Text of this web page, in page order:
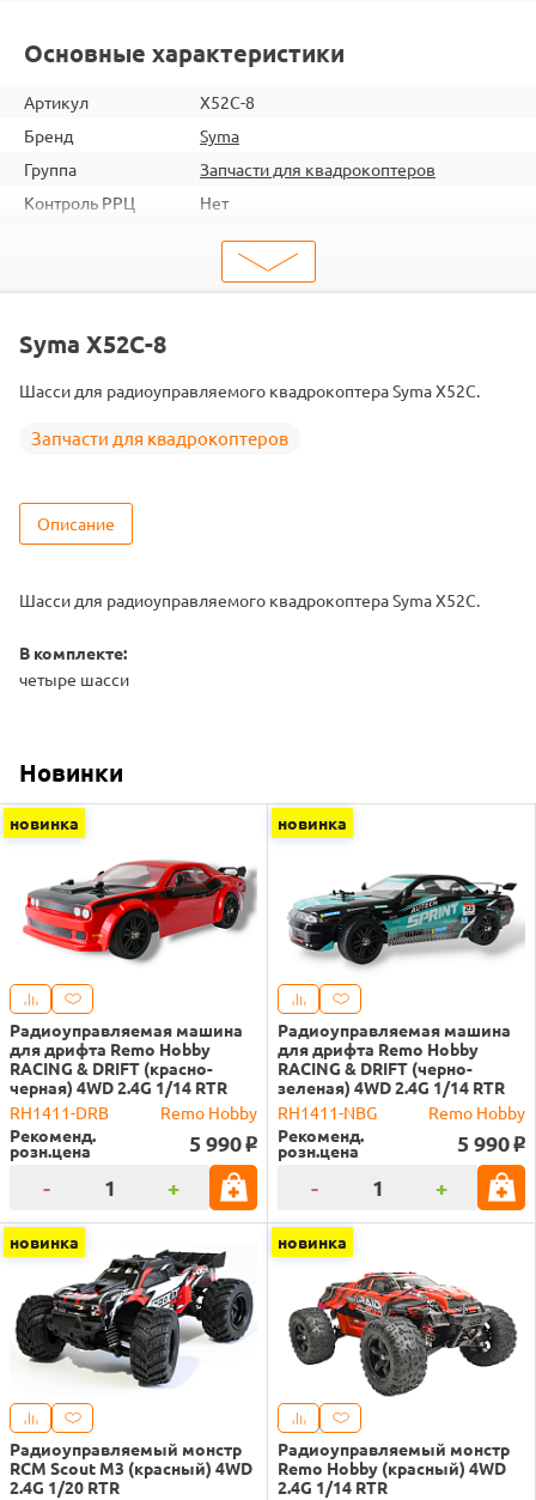
Основные характеристики
Артикул
X52C-8
Бренд
Syma
Группа
Запчасти для квадрокоптеров
Контроль РРЦ
Нет
2000000025803
Запчасти для квадрокоптеров
Подходит
Syma X52C-8
Шасси для радиоуправляемого квадрокоптера Syma X52C.
Запчасти для квадрокоптеров
Описание
Шасси для радиоуправляемого квадрокоптера Syma X52C.
В комплекте:
четыре шасси
Новинки
новинка
Радиоуправляемая машина
для дрифта Remo Hobby
RACING & DRIFT (красно-
черная) 4WD 2.4G 1/14 RTR
RH1411-DRB
Remo Hobby
Рекоменд.
розн.цена 5 990 o
- +
новинка
Радиоуправляемая машина
для дрифта Remo Hobby
RACING & DRIFT (черно-
зеленая) 4WD 2.4G 1/14 RTR
RH1411-NBG
Remo Hobby
Рекоменд.
розн.цена 5 990 o
- +
новинка
Радиоуправляемый монстр
RCM Scout M3 (красный) 4WD
2.4G 1/20 RTR
новинка
Радиоуправляемый монстр
Remo Hobby (красный) 4WD
2.4G 1/14 RTR